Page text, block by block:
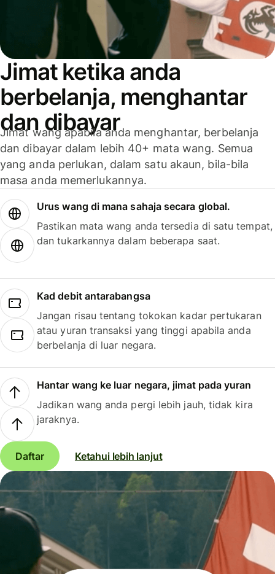
Jimat ketika anda
berbelanja, menghantar
dan dibayar
Jimat wang apabila anda menghantar, berbelanja
dan dibayar dalam lebih 40+ mata wang. Semua
yang anda perlukan, dalam satu akaun, bila-bila
masa anda memerlukannya.
Urus wang di mana sahaja secara global.
Pastikan mata wang anda tersedia di satu tempat,
dan tukarkannya dalam beberapa saat.
Kad debit antarabangsa
Jangan risau tentang tokokan kadar pertukaran
atau yuran transaksi yang tinggi apabila anda
berbelanja di luar negara.
Hantar wang ke luar negara, jimat pada yuran
Jadikan wang anda pergi lebih jauh, tidak kira
jaraknya.
Daftar Ketahui lebih lanjut